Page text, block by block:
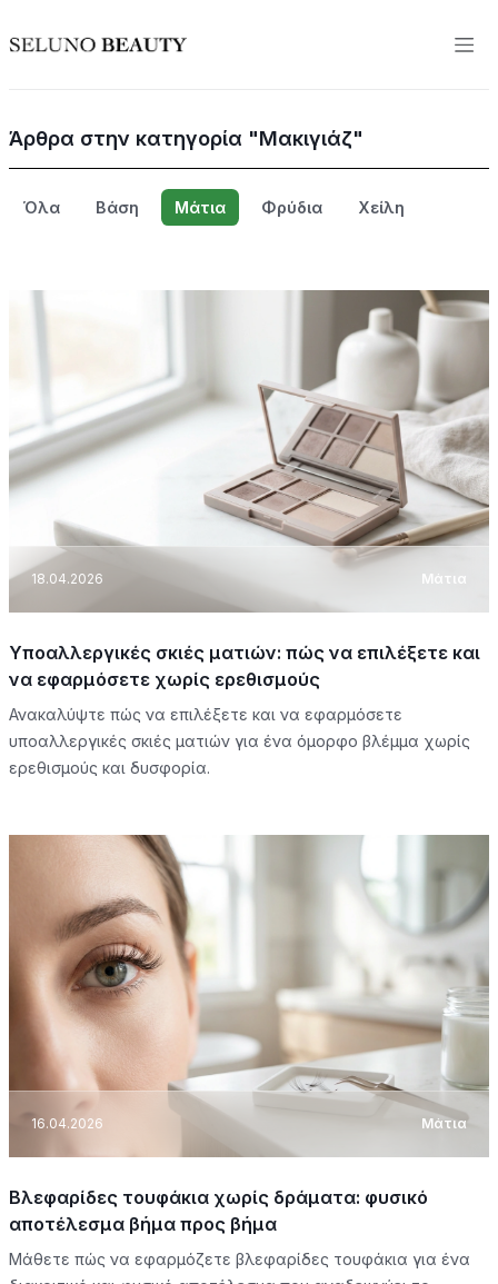
Άρθρα στην κατηγορία "Μακιγιάζ"
Όλα Βάση Μάτια Φρύδια Χείλη
18.04.2026 Μάτια
Υποαλλεργικές σκιές ματιών: πώς να επιλέξετε και
να εφαρμόσετε χωρίς ερεθισμούς
Ανακαλύψτε πώς να επιλέξετε και να εφαρμόσετε
υποαλλεργικές σκιές ματιών για ένα όμορφο βλέμμα χωρίς
ερεθισμούς και δυσφορία.
16.04.2026 Μάτια
Βλεφαρίδες τουφάκια χωρίς δράματα: φυσικό
αποτέλεσμα βήμα προς βήμα
Μάθετε πώς να εφαρμόζετε βλεφαρίδες τουφάκια για ένα